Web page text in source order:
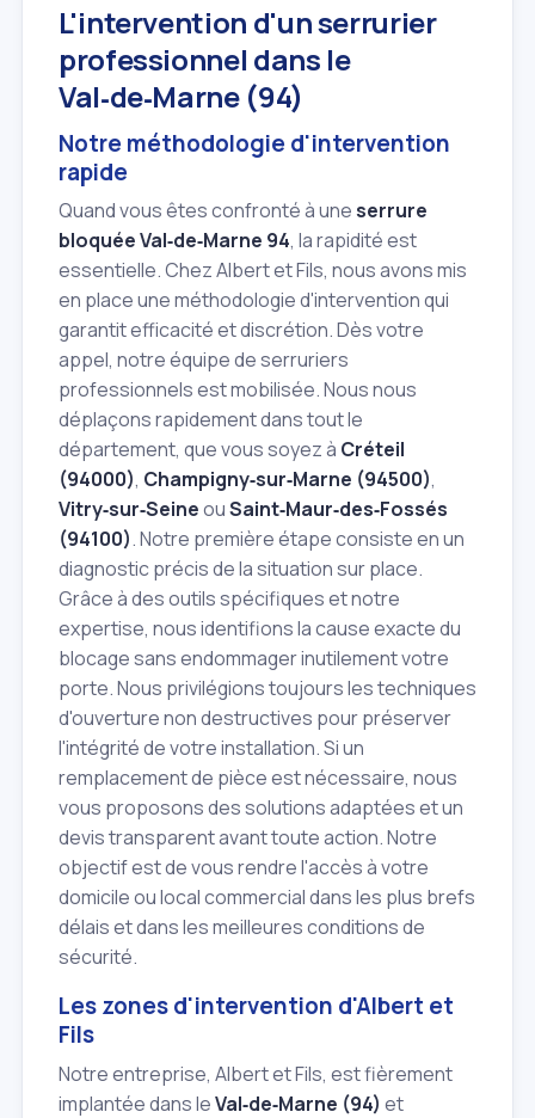
L'intervention d'un serrurier
professionnel dans le
Val‑de‑Marne (94)
Notre méthodologie d'intervention
rapide
Quand vous êtes confronté à uneserrure
bloquée Val‑de‑Marne 94, la rapidité est
essentielle. Chez Albert et Fils, nous avons mis
en place une méthodologie d'intervention qui
garantit efficacité et discrétion. Dès votre
appel, notre équipe de serruriers
professionnels est mobilisée. Nous nous
déplaçons rapidement dans tout le
département, que vous soyez à Créteil
(94000), Champigny‑sur‑Marne (94500),
Vitry‑sur‑SeineouSaint‑Maur‑des‑Fossés
(94100). Notre première étape consiste en un
diagnostic précis de la situation sur place.
Grâce à des outils spécifiques et notre
expertise, nous identifions la cause exacte du
blocage sans endommager inutilement votre
porte. Nous privilégions toujours les techniques
d'ouverture non destructives pour préserver
l'intégrité de votre installation. Si un
remplacement de pièce est nécessaire, nous
vous proposons des solutions adaptées et un
devis transparent avant toute action. Notre
objectif est de vous rendre l'accès à votre
domicile ou local commercial dans les plus brefs
délais et dans les meilleures conditions de
sécurité.
Les zones d'intervention d'Albert et
Fils
Notre entreprise, Albert et Fils, est fièrement
implantée dans leVal‑de‑Marne (94) et